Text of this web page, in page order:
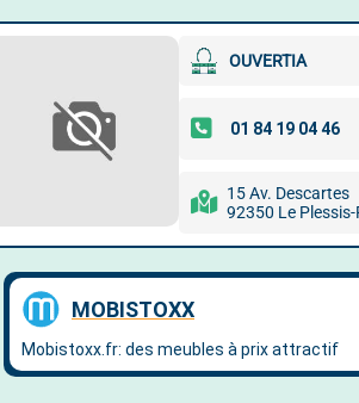
OUVERTIA
15 Av. Descartes
92350 Le